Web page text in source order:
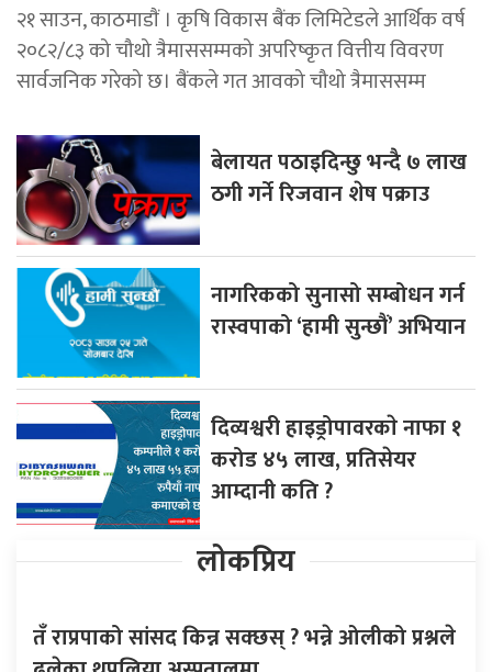
२१ साउन, काठमाडाैं । कृषि विकास बैंक लिमिटेडले आर्थिक वर्ष
२०८२/८३ को चौथो त्रैमाससम्मको अपरिष्कृत वित्तीय विवरण
सार्वजनिक गरेको छ। बैंकले गत आवको चौथो त्रैमाससम्म
बेलायत पठाइदिन्छु भन्दै ७ लाख
ठगी गर्ने रिजवान शेष पक्राउ
नागरिकको सुनासो सम्बोधन गर्न
रास्वपाको ‘हामी सुन्छौं’ अभियान
दिव्यश्वरी हाइड्रोपावरकाे नाफा १
करोड ४५ लाख, प्रतिसेयर
आम्दानी कति ?
लोकप्रिय
तँ राप्रपाको सांसद किन्न सक्छस् ? भन्ने ओलीको प्रश्नले